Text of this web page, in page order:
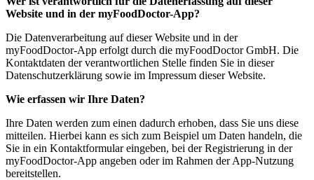
Website und in der myFoodDoctor-App?
Die Datenverarbeitung auf dieser Website und in der
myFoodDoctor-App erfolgt durch die myFoodDoctor GmbH. Die
Kontaktdaten der verantwortlichen Stelle finden Sie in dieser
Datenschutzerklärung sowie im Impressum dieser Website.
Wie erfassen wir Ihre Daten?
Ihre Daten werden zum einen dadurch erhoben, dass Sie uns diese
mitteilen. Hierbei kann es sich zum Beispiel um Daten handeln, die
Sie in ein Kontaktformular eingeben, bei der Registrierung in der
myFoodDoctor-App angeben oder im Rahmen der App-Nutzung
bereitstellen.